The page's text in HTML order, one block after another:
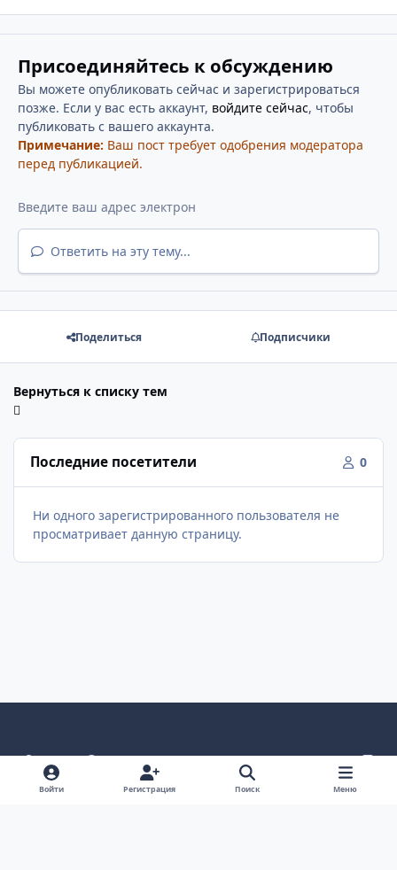
Присоединяйтесь к обсуждению
Вы можете опубликовать сейчас и зарегистрироваться
позже. Если у вас есть аккаунт, войдите сейчас, чтобы
публиковать с вашего аккаунта.
Примечание: Ваш пост требует одобрения модератора
перед публикацией.
Ответить на эту тему...
Поделиться Подписчики
Вернуться к списку тем
Последние посетители 0
Ни одного зарегистрированного пользователя не
просматривает данную страницу.
Светлый режим
Темный режим
Как в системе
v
k
Политика конфиденциальности
Войти Регистрация Поиск Меню